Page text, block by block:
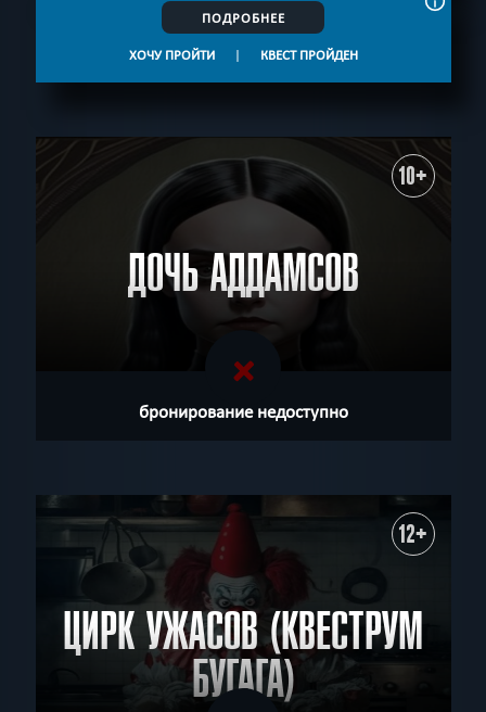
ПОДРОБНЕЕ
ХОЧУ ПРОЙТИ | КВЕСТ ПРОЙДЕН
10+
ДОЧЬ АДДАМСОВ
бронирование недоступно
12+
ЦИРК УЖАСОВ (КВЕСТРУМ
БУГАГА)